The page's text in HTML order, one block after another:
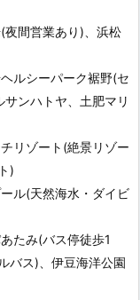
夜間営業あり)、浜松
ルシーパーク裾野(セ
ンハトヤ、土肥マリ
チリゾート(絶景リゾー
)
ル(天然海水・ダイビ
たみ(バス停徒歩1
バス)、伊豆海洋公園